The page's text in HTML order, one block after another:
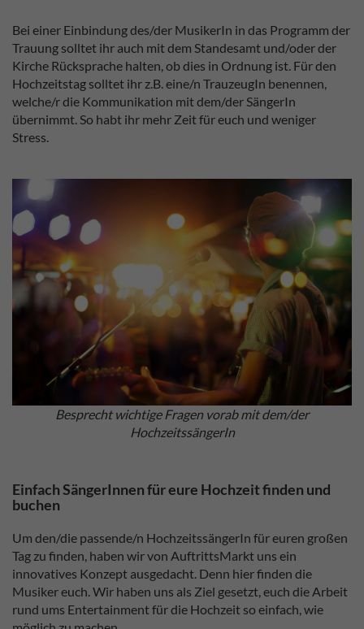
Bei einer Einbindung des/der MusikerIn in das Programm der
Trauung solltet ihr auch mit dem Standesamt und/oder der
Kirche Rücksprache halten, ob dies in Ordnung ist. Für den
Hochzeitstag solltet ihr z.B. eine/n TrauzeugIn benennen,
welche/r die Kommunikation mit dem/der SängerIn
übernimmt. So habt ihr mehr Zeit für euch und weniger
Stress.
Besprecht wichtige Fragen vorab mit dem/der
HochzeitssängerIn
Einfach SängerInnen für eure Hochzeit finden und
buchen
Um den/die passende/n HochzeitssängerIn für euren großen
Tag zu finden, haben wir von AuftrittsMarkt uns ein
innovatives Konzept ausgedacht. Denn hier finden die
Musiker euch. Wir haben uns als Ziel gesetzt, euch die Arbeit
rund ums Entertainment für die Hochzeit so einfach, wie